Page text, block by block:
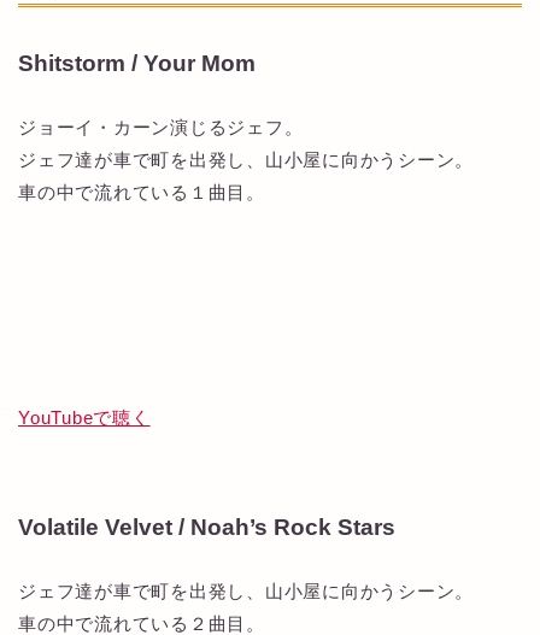
Shitstorm / Your Mom
ジョーイ・カーン演じるジェフ。
ジェフ達が車で町を出発し、山小屋に向かうシーン。
車の中で流れている１曲目。
YouTubeで聴く
Volatile Velvet / Noah’s Rock Stars
ジェフ達が車で町を出発し、山小屋に向かうシーン。
車の中で流れている２曲目。